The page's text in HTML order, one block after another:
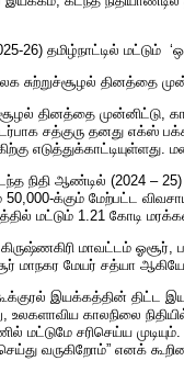
26) தமிழ்நாட்டில்
சுற்றுச்சூழல் தினத்தை
தினத்தை முன்னிட்டு,
சத்குரு தனது எக்ஸ்
நிதி ஆண்டில் (2024 –
50,000-க்கும் மேற்பட்ட
மட்டும் 1.21 கோடி
மாவட்டம் ஓசூர்,
மாநகர மேயர் சத்யா
கூக்குரல் இயக்கத்தின் திட்ட
உலகளாவிய காலநிலை
மட்டுமே சரிசெய்ய
வருகிறோம்” எனக்